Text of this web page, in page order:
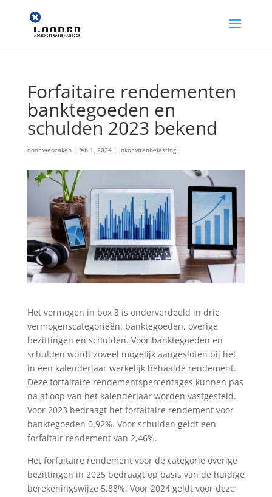
Forfaitaire rendementen
banktegoeden en
schulden 2023 bekend
door webzaken| feb 1, 2024| Inkomstenbelasting
Het vermogen in box 3 is onderverdeeld in drie
vermogenscategorieën: banktegoeden, overige
bezittingen en schulden. Voor banktegoeden en
schulden wordt zoveel mogelijk aangesloten bij het
in een kalenderjaar werkelijk behaalde rendement.
Deze forfaitaire rendementspercentages kunnen pas
na afloop van het kalenderjaar worden vastgesteld.
Voor 2023 bedraagt het forfaitaire rendement voor
banktegoeden 0,92%. Voor schulden geldt een
forfaitair rendement van 2,46%.
Het forfaitaire rendement voor de categorie overige
bezittingen in 2025 bedraagt op basis van de huidige
berekeningswijze 5,88%. Voor 2024 geldt voor deze